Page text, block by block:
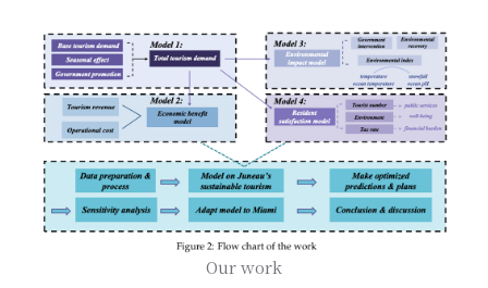
Our work